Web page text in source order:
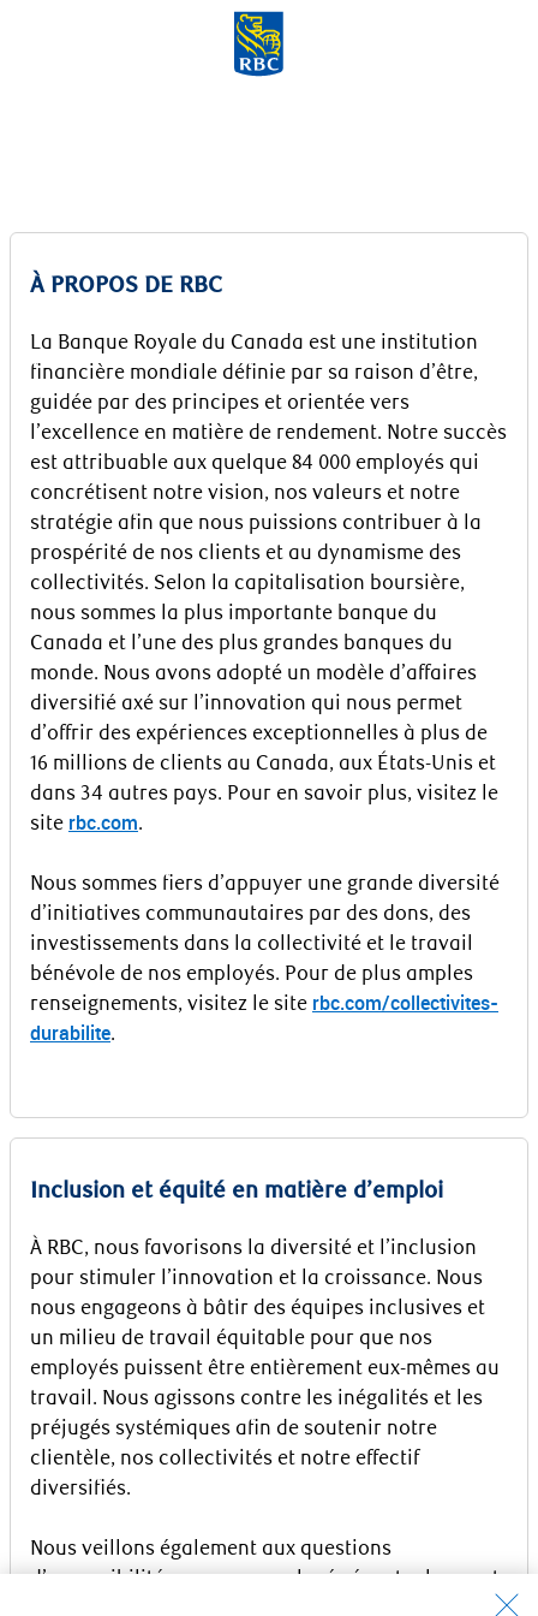
Skip to main content
À PROPOS DE RBC
La Banque Royale du Canada est une institution
financière mondiale définie par sa raison d’être,
guidée par des principes et orientée vers
l’excellence en matière de rendement. Notre succès
est attribuable aux quelque 84 000 employés qui
concrétisent notre vision, nos valeurs et notre
stratégie afin que nous puissions contribuer à la
prospérité de nos clients et au dynamisme des
collectivités. Selon la capitalisation boursière,
nous sommes la plus importante banque du
Canada et l’une des plus grandes banques du
monde. Nous avons adopté un modèle d’affaires
diversifié axé sur l’innovation qui nous permet
d’offrir des expériences exceptionnelles à plus de
16 millions de clients au Canada, aux États-Unis et
dans 34 autres pays. Pour en savoir plus, visitez le
site rbc.com.
Nous sommes fiers d’appuyer une grande diversité
d’initiatives communautaires par des dons, des
investissements dans la collectivité et le travail
bénévole de nos employés. Pour de plus amples
renseignements, visitez le site rbc.com/collectivites-
durabilite.
Inclusion et équité en matière d’emploi
À RBC, nous favorisons la diversité et l’inclusion
pour stimuler l’innovation et la croissance. Nous
nous engageons à bâtir des équipes inclusives et
un milieu de travail équitable pour que nos
employés puissent être entièrement eux-mêmes au
travail. Nous agissons contre les inégalités et les
préjugés systémiques afin de soutenir notre
clientèle, nos collectivités et notre effectif
diversifiés.
Nous veillons également aux questions
d’accessibilité pour nos employés éventuels ayant